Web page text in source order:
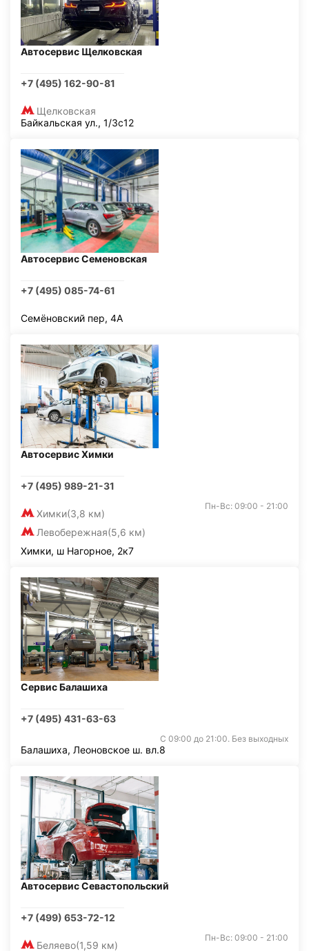
Автосервис Щелковская
+7 (495) 162-90-81
Щелковская
Байкальская ул., 1/3с12
Автосервис Семеновская
+7 (495) 085-74-61
Семёновский пер, 4А
Автосервис Химки
+7 (495) 989-21-31
Химки(3,8 км)
Левобережная(5,6 км)
Пн-Вс: 09:00 - 21:00
Химки, ш Нагорное, 2к7
Сервис Балашиха
+7 (495) 431-63-63
С 09:00 до 21:00. Без выходных
Балашиха, Леоновское ш. вл.8
Автосервис Севастопольский
+7 (499) 653-72-12
Беляево(1,59 км)
Пн-Вс: 09:00 - 21:00